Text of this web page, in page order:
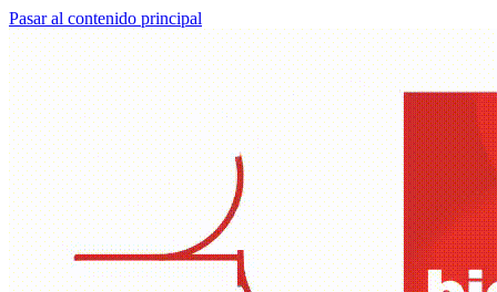
Pasar al contenido principal